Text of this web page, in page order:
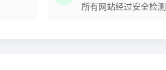
所有网站经过安全检测